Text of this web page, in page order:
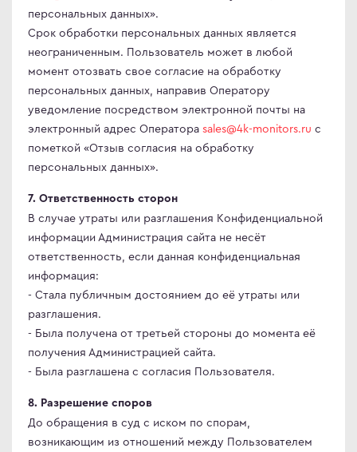
персональных данных».
Срок обработки персональных данных является
неограниченным. Пользователь может в любой
момент отозвать свое согласие на обработку
персональных данных, направив Оператору
уведомление посредством электронной почты на
электронный адрес Оператора sales@4k-monitors.ru с
пометкой «Отзыв согласия на обработку
персональных данных».
7. Ответственность сторон
В случае утраты или разглашения Конфиденциальной
информации Администрация сайта не несёт
ответственность, если данная конфиденциальная
информация:
- Стала публичным достоянием до её утраты или
разглашения.
- Была получена от третьей стороны до момента её
получения Администрацией сайта.
- Была разглашена с согласия Пользователя.
8. Разрешение споров
До обращения в суд с иском по спорам,
возникающим из отношений между Пользователем